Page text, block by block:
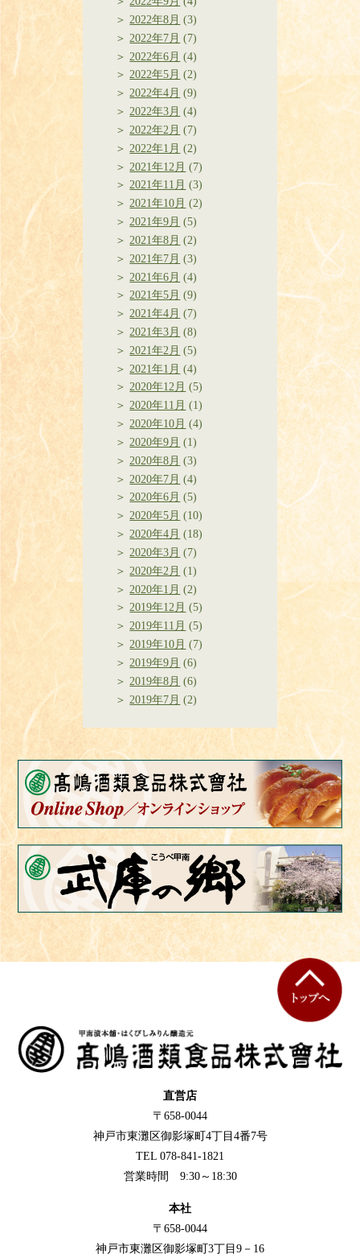
2022年8月 (3)
2022年7月 (7)
2022年6月 (4)
2022年5月 (2)
2022年4月 (9)
2022年3月 (4)
2022年2月 (7)
2022年1月 (2)
2021年12月 (7)
2021年11月 (3)
2021年10月 (2)
2021年9月 (5)
2021年8月 (2)
2021年7月 (3)
2021年6月 (4)
2021年5月 (9)
2021年4月 (7)
2021年3月 (8)
2021年2月 (5)
2021年1月 (4)
2020年12月 (5)
2020年11月 (1)
2020年10月 (4)
2020年9月 (1)
2020年8月 (3)
2020年7月 (4)
2020年6月 (5)
2020年5月 (10)
2020年4月 (18)
2020年3月 (7)
2020年2月 (1)
2020年1月 (2)
2019年12月 (5)
2019年11月 (5)
2019年10月 (7)
2019年9月 (6)
2019年8月 (6)
2019年7月 (2)
直営店
〒658-0044
神戸市東灘区御影塚町4丁目4番7号
TEL 078-841-1821
営業時間 9:30～18:30
本社
〒658-0044
神戸市東灘区御影塚町3丁目9－16